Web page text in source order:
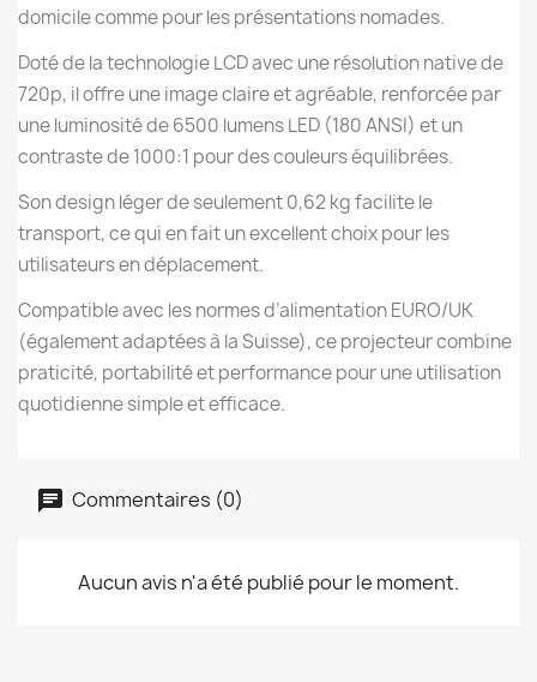
domicile comme pour les présentations nomades.
Doté de la technologie LCD avec une résolution native de
720p, il offre une image claire et agréable, renforcée par
une luminosité de 6500 lumens LED (180 ANSI) et un
contraste de 1000:1 pour des couleurs équilibrées.
Son design léger de seulement 0,62 kg facilite le
transport, ce qui en fait un excellent choix pour les
utilisateurs en déplacement.
Compatible avec les normes d’alimentation EURO/UK
(également adaptées à la Suisse), ce projecteur combine
praticité, portabilité et performance pour une utilisation
quotidienne simple et efficace.
Commentaires (0)
Aucun avis n'a été publié pour le moment.